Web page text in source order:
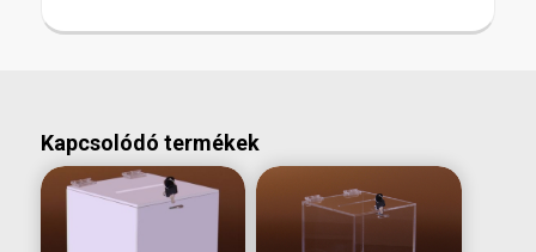
Kapcsolódó termékek